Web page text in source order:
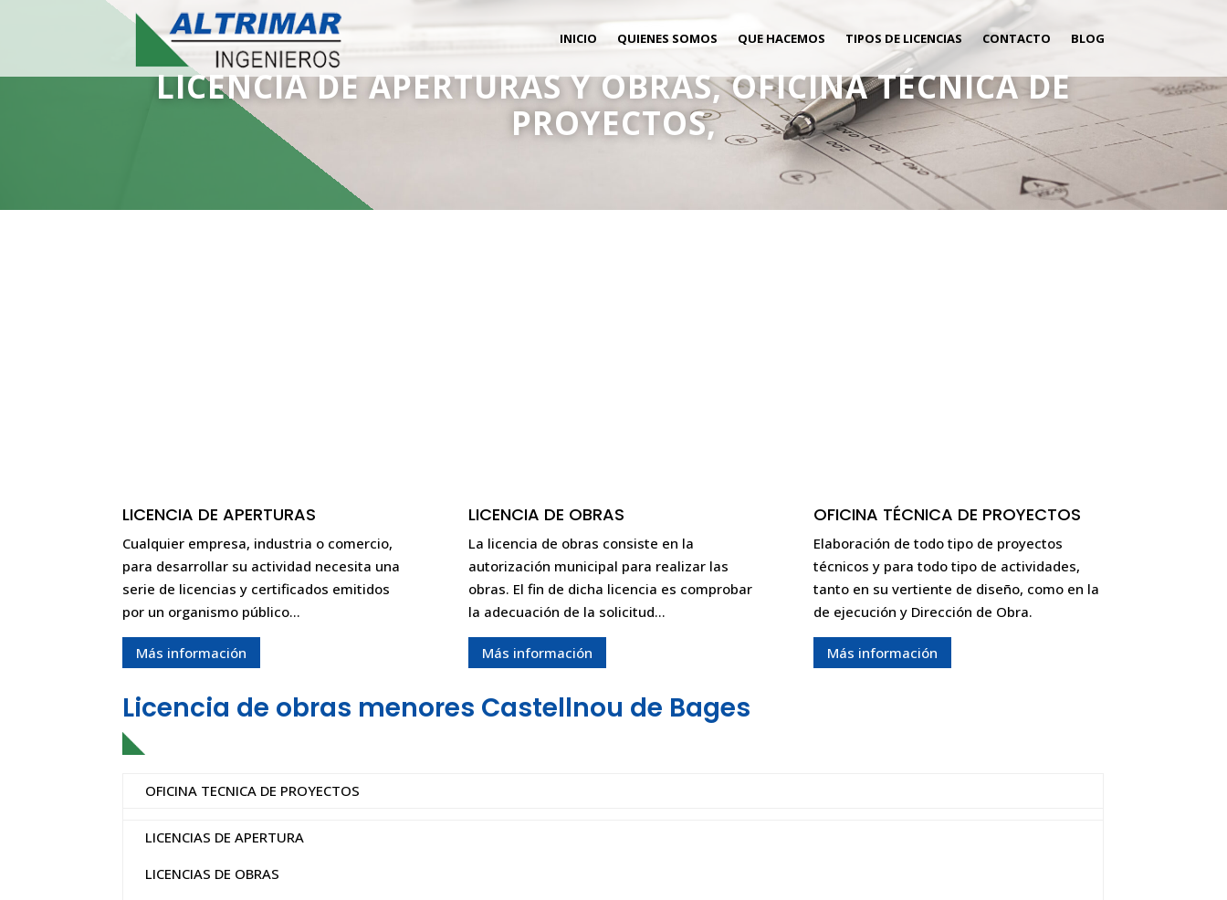
INICIO QUIENES SOMOS QUE HACEMOS TIPOS DE LICENCIAS CONTACTO BLOG
LICENCIA DE APERTURAS Y OBRAS, OFICINA TÉCNICA DE
PROYECTOS,
LICENCIA DE APERTURAS
Cualquier empresa, industria o comercio,
para desarrollar su actividad necesita una
serie de licencias y certificados emitidos
por un organismo público…
Más información
LICENCIA DE OBRAS
La licencia de obras consiste en la
autorización municipal para realizar las
obras. El fin de dicha licencia es comprobar
la adecuación de la solicitud…
Más información
OFICINA TÉCNICA DE PROYECTOS
Elaboración de todo tipo de proyectos
técnicos y para todo tipo de actividades,
tanto en su vertiente de diseño, como en la
de ejecución y Dirección de Obra.
Más información
Licencia de obras menores Castellnou de Bages
OFICINA TECNICA DE PROYECTOS
LICENCIAS DE APERTURA
LICENCIAS DE OBRAS